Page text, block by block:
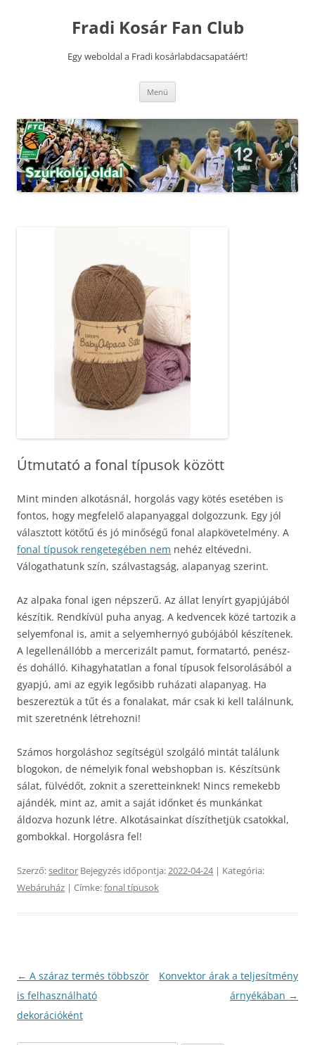
Fradi Kosár Fan Club
Egy weboldal a Fradi kosárlabdacsapatáért!
Menü
Útmutató a fonal típusok között
Mint minden alkotásnál, horgolás vagy kötés esetében is
fontos, hogy megfelelő alapanyaggal dolgozzunk. Egy jól
választott kötőtű és jó minőségű fonal alapkövetelmény. A
fonal típusok rengetegében nem nehéz eltévedni.
Válogathatunk szín, szálvastagság, alapanyag szerint.
Az alpaka fonal igen népszerű. Az állat lenyírt gyapjújából
készítik. Rendkívül puha anyag. A kedvencek közé tartozik a
selyemfonal is, amit a selyemhernyó gubójából készítenek.
A legellenállóbb a mercerizált pamut, formatartó, penész-
és dohálló. Kihagyhatatlan a fonal típusok felsorolásából a
gyapjú, ami az egyik legősibb ruházati alapanyag. Ha
beszereztük a tűt és a fonalakat, már csak ki kell találnunk,
mit szeretnénk létrehozni!
Számos horgoláshoz segítségül szolgáló mintát találunk
blogokon, de némelyik fonal webshopban is. Készítsünk
sálat, fülvédőt, zoknit a szeretteinknek! Nincs remekebb
ajándék, mint az, amit a saját időnket és munkánkat
áldozva hozunk létre. Alkotásainkat díszíthetjük csatokkal,
gombokkal. Horgolásra fel!
Szerző:seditor Bejegyzés időpontja:2022-04-24| Kategória:
Webáruház | Címke:fonal típusok
Bejegyzés
navigáció
← A száraz termés többször
is felhasználható
dekorációként
Konvektor árak a teljesítmény
árnyékában →